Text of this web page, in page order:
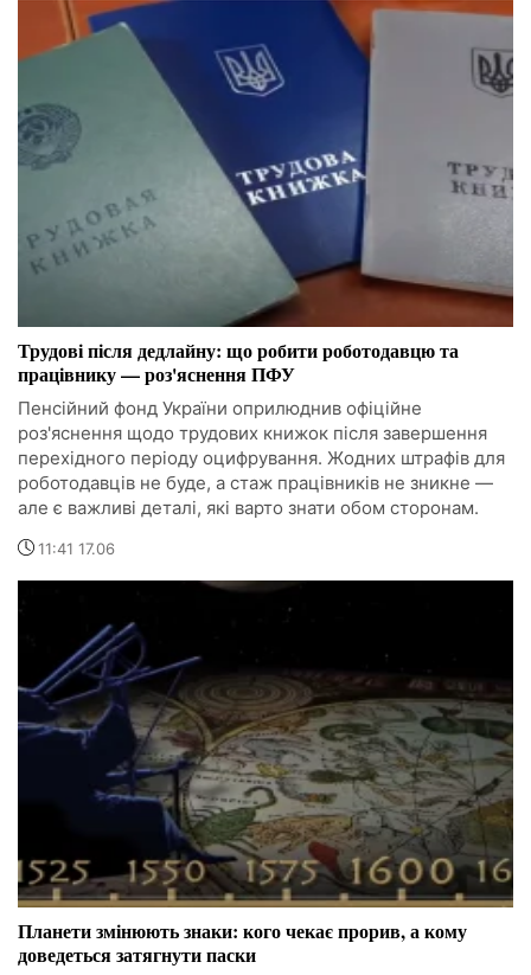
Трудові після дедлайну: що робити роботодавцю та
працівнику — роз'яснення ПФУ
Пенсійний фонд України оприлюднив офіційне
роз'яснення щодо трудових книжок після завершення
перехідного періоду оцифрування. Жодних штрафів для
роботодавців не буде, а стаж працівників не зникне —
але є важливі деталі, які варто знати обом сторонам.
11:41 17.06
Планети змінюють знаки: кого чекає прорив, а кому
доведеться затягнути паски